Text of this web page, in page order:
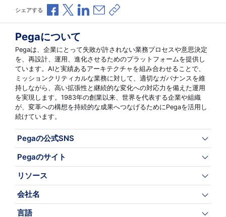
シェアする Facebookで共有
Xで共有LinkedInで共有
メールで共有
共有リンクをコピー
Pegaについて
Pegaは、企業にとって失敗が許されない業務プロセスや意思決定
を、再設計、運用、進化させるためのプラットフォームを提供し
ています。AIと実績あるアーキテクチャを組み合わせることで、
ミッションクリティカルな業務に対して、適切なガバナンスを維
持しながら、高い拡張性と継続的な変化への対応力を備えた運用
を実現します。1983年の創業以来、世界を代表する企業や組織
が、変革への構想を持続的な成果へつなげるためにPegaを活用し
続けています。
Pegaの公式SNS
Pegaのサイト
リソース
会社名
言語